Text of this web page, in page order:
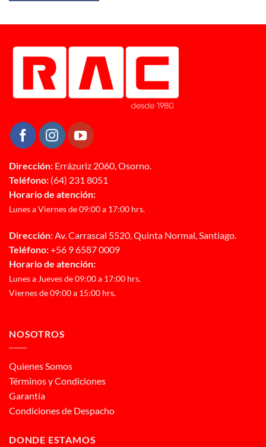
Dirección: Errázuriz 2060, Osorno.
Teléfono: (64) 231 8051
Horario de atención:
Lunes a Viernes de 09:00 a 17:00 hrs.
Dirección:Av. Carrascal 5520, Quinta Normal, Santiago.
Teléfono:+56 9 6587 0009
Horario de atención:
Lunes a Jueves de 09:00 a 17:00 hrs.
Viernes de 09:00 a 15:00 hrs.
NOSOTROS
Quienes Somos
Términos y Condiciones
Garantía
Condiciones de Despacho
DONDE ESTAMOS